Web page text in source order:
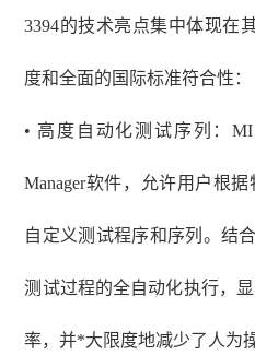
3394的技术亮点集中体现在
度和全面的国际标准符合性：
• 高度自动化测试序列：MI
Manager软件，允许用户根
自定义测试程序和序列。结
测试过程的全自动化执行，
率，并*大限度地减少了人为